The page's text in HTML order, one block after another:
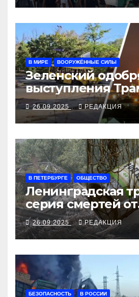
В МИРЕ ВООРУЖЁННЫЕ СИЛЫ
Зеленский
выступления
закрыли
рубеж
26.09.2025 РЕДАКЦИЯ
В ПЕТЕРБУРГЕ ОБЩЕСТВО
Ленинградская
серия смертей от
алкосуррогата
26.09.2025 РЕДАКЦИЯ
БЕЗОПАСНОСТЬ В РОССИИ